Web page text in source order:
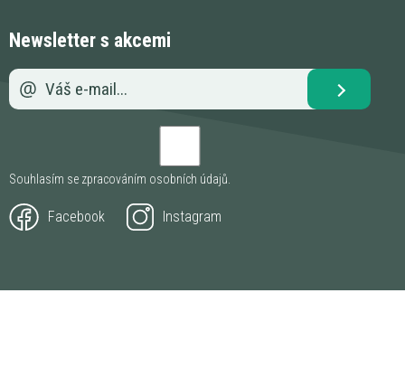
Newsletter s akcemi
Souhlasím se zpracováním osobních údajů
Facebook Instagram